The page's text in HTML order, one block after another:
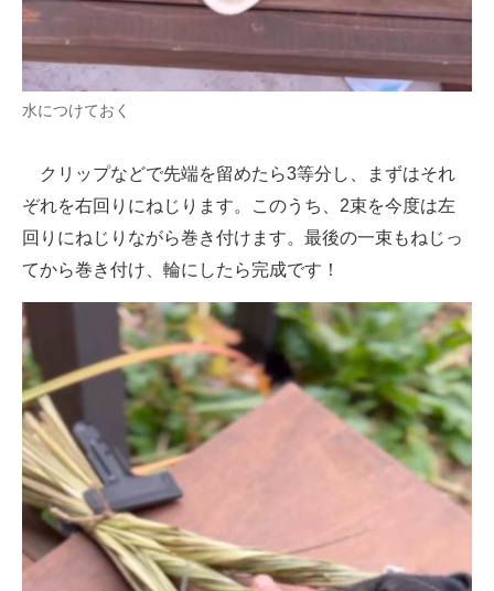
水につけておく
クリップなどで先端を留めたら3等分し、まずはそれ
ぞれを右回りにねじります。このうち、2束を今度は左
回りにねじりながら巻き付けます。最後の一束もねじっ
てから巻き付け、輪にしたら完成です！